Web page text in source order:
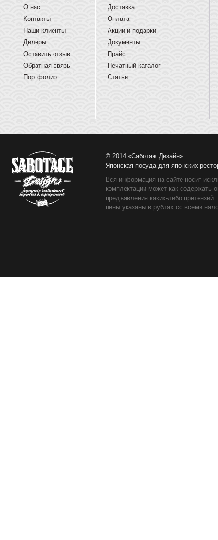
О нас
Контакты
Наши клиенты
Дилеры
Оставить отзыв
Обратная связь
Портфолио
Доставка
Оплата
Акции и подарки
Документы
Прайс
Печатный каталог
Статьи
© 2014 «Саботаж Дизайн»
Японская посуда для японских
Вся информация на сайте носит
комплектации может как содержать
предъявления каких-либо
цены указаны в рублях со всеми